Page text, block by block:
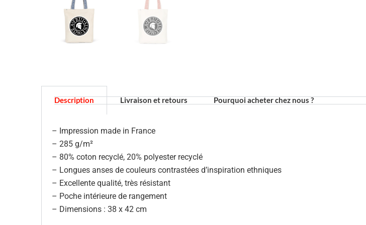
Description Livraison et retours Pourquoi acheter chez nous ?
– Impression made in France
– 285 g/m²
– 80% coton recyclé, 20% polyester recyclé
– Longues anses de couleurs contrastées d’inspiration ethniques
– Excellente qualité, très résistant
– Poche intérieure de rangement
– Dimensions : 38 x 42 cm